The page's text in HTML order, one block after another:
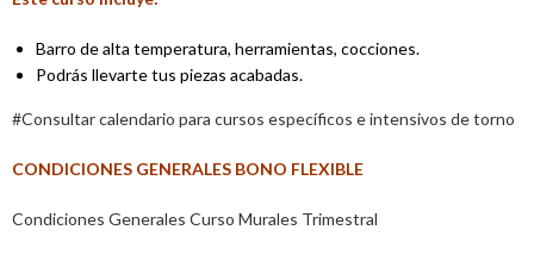
Barro de alta temperatura, herramientas, cocciones.
Podrás llevarte tus piezas acabadas.
#Consultar calendario para cursos específicos e intensivos de torno
CONDICIONES GENERALES BONO FLEXIBLE
Condiciones Generales Curso Murales Trimestral